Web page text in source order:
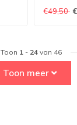
07
€49,50
Toon 1- 24van 46
Toon meer